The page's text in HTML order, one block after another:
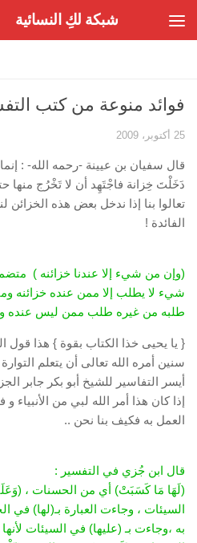
شبكة لكِ النسائية
فوائد منوعة من كتب
25 أكتوبر، 2009
قال سفيان بن عيينة -رحمه الله- : إنما
دَخَلْتَ خِزانة فاجْتَهِد أن لا تَخْرُج منها
تعالوا بنا إذا ندخل بعض هذه
الفائدة !
(وإن من شيء إلا عندنا خزائنه ‏)
شيء لا يطلب إلا ممن عنده خزائنه
طلبه من غيره طلب ممن ليس عنده
{ يا يحيى خذا الكتاب بقوة } هذا قول
سنين أمره الله تعالى أن يتعلم
أيسر التفاسير للشيخ أبو بكر جابر
إذا كان هذا أمر الله لبي من
العمل به فكيف بنا نحن ..
قال ابن جُزي في التفسير :
(لَهَا مَا كَسَبَتْ) أي من الحسنات ،
السيئات ، وجاءت العبارة بـ(لها) في
به ،وجاءت بـ (عليها) في السيئات